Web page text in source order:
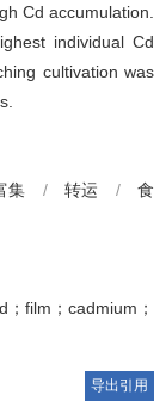
Cd accumulation.
individual Cd
cultivation was
集 / 转运 /
食
film；cadmium；
导出引用